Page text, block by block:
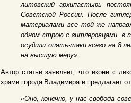
литовский архипастырь
Советской России. После
материалами все той же
одном строю с гитлеровцами, в
осудили опять-таки всего на 8
на высшую меру».
Автор статьи заявляет, что иконе с
храме города Владимира и предлагает
«Оно, конечно, у нас свобода